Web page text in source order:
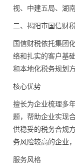
视、中建五局、湖
二、揭阳市国信财
国信财税依托集团
络和扎实的客户基
和本地化税务规划
核心优势
擅长为企业梳理多
题，帮助企业实现
供稳妥的税务合规
务风险较高的企业
服务风格